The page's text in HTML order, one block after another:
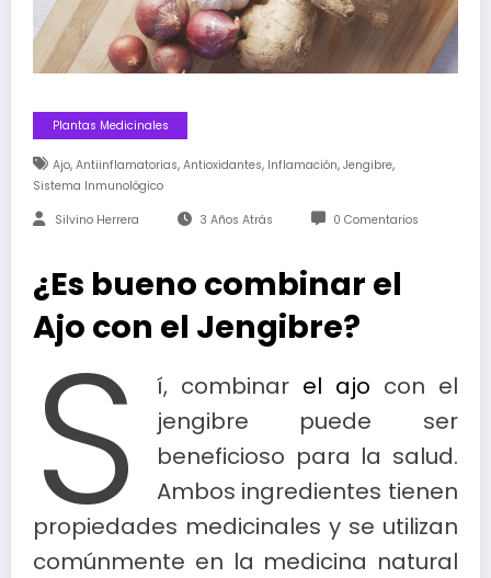
Plantas Medicinales
Ajo, Antiinflamatorias, Antioxidantes, Inflamación, Jengibre,
Sistema Inmunológico
Silvino Herrera 3 Años Atrás 0 Comentarios
¿Es bueno combinar el
Ajo con el Jengibre?
S í, combinar el ajo con el
jengibre puede ser
beneficioso para la salud.
Ambos ingredientes tienen
propiedades medicinales y se utilizan
comúnmente en la medicina natural